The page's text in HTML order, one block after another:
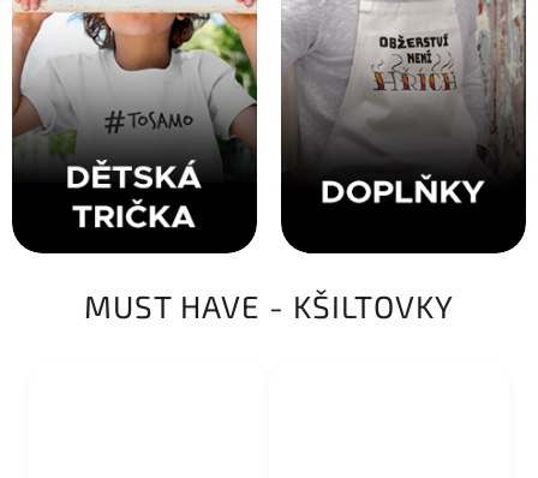
MUST HAVE - KŠILTOVKY